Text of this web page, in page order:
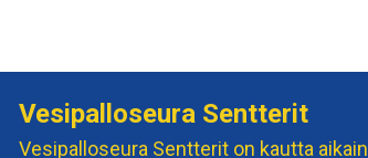
Vesipalloseura Sentterit
Vesipalloseura Sentterit on kautta aikain